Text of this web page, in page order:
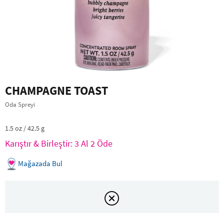
CHAMPAGNE TOAST
Oda Spreyi
1.5 oz / 42.5 g
Karıştır & Birleştir: 3 Al 2 Öde
Mağazada Bul